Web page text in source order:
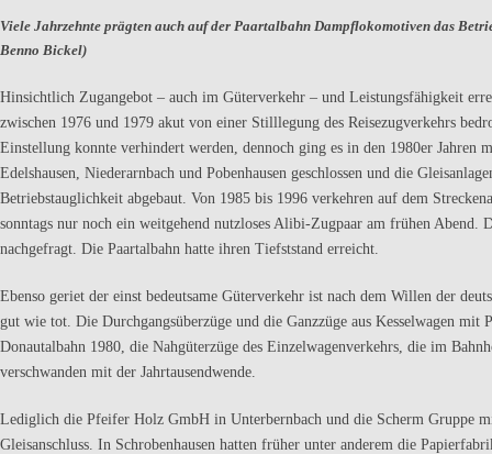
Viele Jahrzehnte prägten auch auf der Paartalbahn Dampflokomotiven das
Benno Bickel)
Hinsichtlich Zugangebot – auch im Güterverkehr – und Leistungsfähigkeit
zwischen 1976 und 1979 akut von einer Stilllegung des Reisezugverkehrs
Einstellung konnte verhindert werden, dennoch ging es in den 1980er Jahren
Edelshausen, Niederarnbach und Pobenhausen geschlossen und die
Betriebstauglichkeit abgebaut. Von 1985 bis 1996 verkehren auf dem
sonntags nur noch ein weitgehend nutzloses Alibi-Zugpaar am frühen Abend.
nachgefragt. Die Paartalbahn hatte ihren Tiefststand erreicht.
Ebenso geriet der einst bedeutsame Güterverkehr ist nach dem Willen der
gut wie tot. Die Durchgangsüberzüge und die Ganzzüge aus Kesselwagen
Donautalbahn 1980, die Nahgüterzüge des Einzelwagenverkehrs, die im
verschwanden mit der Jahrtausendwende.
Lediglich die Pfeifer Holz GmbH in Unterbernbach und die Scherm Gruppe
Gleisanschluss. In Schrobenhausen hatten früher unter anderem die